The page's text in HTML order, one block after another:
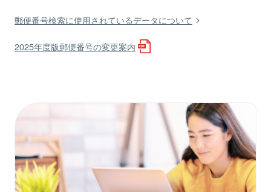
郵便番号検索に使用されているデータについて
2025年度版郵便番号の変更案内